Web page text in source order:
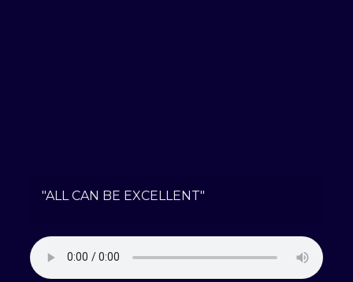
"ALL CAN BE EXCELLENT"